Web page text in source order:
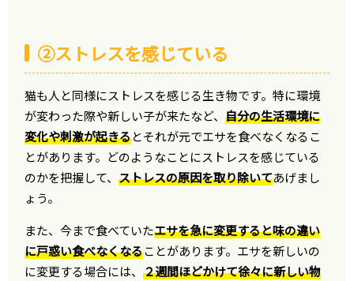
②ストレスを感じている
猫も人と同様にストレスを感じる生き物です。特に環境
が変わった際や新しい子が来たなど、自分の生活環境に
変化や刺激が起きるとそれが元でエサを食べなくなるこ
とがあります。どのようなことにストレスを感じている
のかを把握して、ストレスの原因を取り除いてあげまし
ょう。
また、今まで食べていたエサを急に変更すると味の違い
に戸惑い食べなくなることがあります。エサを新しいの
に変更する場合には、２週間ほどかけて徐々に新しい物